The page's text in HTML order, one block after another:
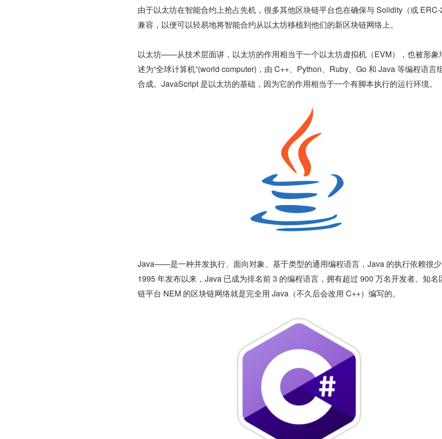
由于以太坊在智能合约上抢占先机，很多其他区块链平台也在确保与 Solidity（或 ERC-
兼容，以便可以轻易地将智能合约从以太坊移植到他们的新区块链网络上。
以太坊——从技术层面讲，以太坊的作用相当于一个以太坊虚拟机（EVM），也被形象
述为“全球计算机”(world computer)，由 C++、Python、Ruby、Go 和 Java 等编程语言
合成。JavaScript 是以太坊的基础，因为它的作用相当于一个有脚本执行的运行环境。
Java——是一种并发执行、面向对象、基于类型的通用编程语言，Java 的执行依赖很
1995 年发布以来，Java 已成为排名前 3 的编程语言，拥有超过 900 万名开发者。知名
链平台 NEM 的区块链网络就是完全用 Java（不久后会改用 C++）编写的。